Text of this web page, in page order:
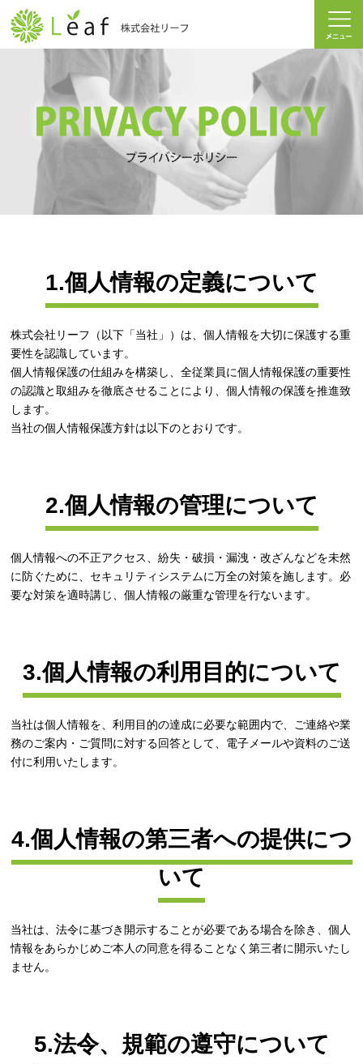
1.個人情報の定義について
株式会社リーフ（以下「当社」）は、個人情報を大切に保護する重
要性を認識しています。
個人情報保護の仕組みを構築し、全従業員に個人情報保護の重要性
の認識と取組みを徹底させることにより、個人情報の保護を推進致
します。
当社の個人情報保護方針は以下のとおりです。
2.個人情報の管理について
個人情報への不正アクセス、紛失・破損・漏洩・改ざんなどを未然
に防ぐために、セキュリティシステムに万全の対策を施します。必
要な対策を適時講じ、個人情報の厳重な管理を行ないます。
3.個人情報の利用目的について
当社は個人情報を、利用目的の達成に必要な範囲内で、ご連絡や業
務のご案内・ご質問に対する回答として、電子メールや資料のご送
付に利用いたします。
4.個人情報の第三者への提供につ
いて
当社は、法令に基づき開示することが必要である場合を除き、個人
情報をあらかじめご本人の同意を得ることなく第三者に開示いたし
ません。
5.法令、規範の遵守について